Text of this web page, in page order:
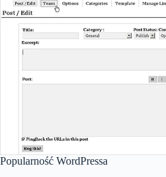
Popularność WordPressa